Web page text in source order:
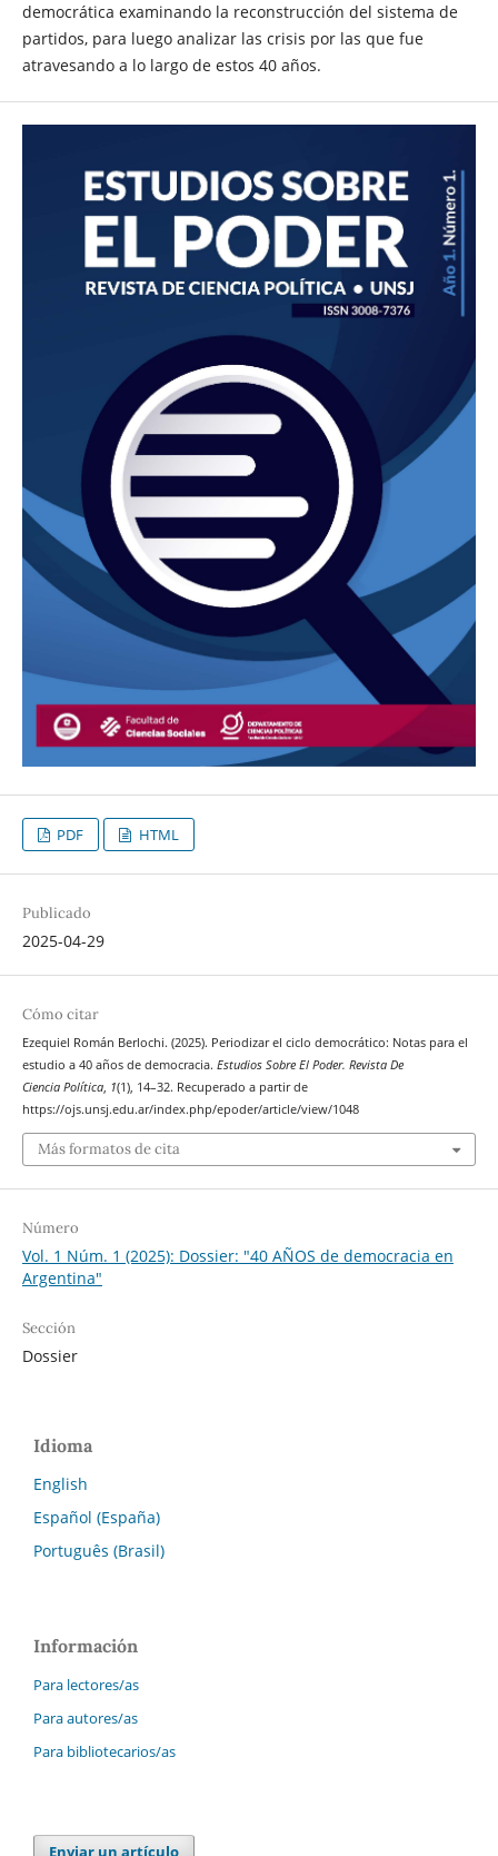
democrática examinando la reconstrucción del sistema de
partidos, para luego analizar las crisis por las que fue
atravesando a lo largo de estos 40 años.
PDF HTML
Publicado
2025-04-29
Cómo citar
Ezequiel Román Berlochi. (2025). Periodizar el ciclo democrático: Notas para el
estudio a 40 años de democracia. Estudios Sobre El Poder. Revista De
Ciencia Política, 1(1), 14–32. Recuperado a partir de
https://ojs.unsj.edu.ar/index.php/epoder/article/view/1048
Más formatos de cita
Número
Vol. 1 Núm. 1 (2025): Dossier: "40 AÑOS de democracia en
Argentina"
Sección
Dossier
Idioma
English
Español (España)
Português (Brasil)
Información
Para lectores/as
Para autores/as
Para bibliotecarios/as
Enviar un artículo